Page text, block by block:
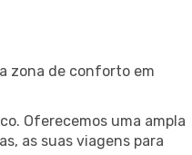
zona de conforto em
Oferecemos uma ampla
as suas viagens para